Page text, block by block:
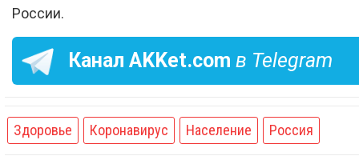
России.
Канал AKKet.com в Telegram
Здоровье Коронавирус Население Россия